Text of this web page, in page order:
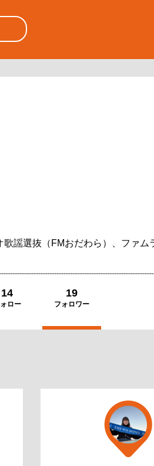
歌謡選抜（FMおだわら）、ファ
14
ロー
19
フォロワー